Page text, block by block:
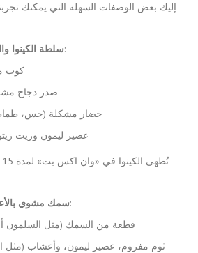
إليك بعض الوصفات السهلة التي يمكنك
سلطة الكينواتتكون من:
كوب
صدر دجاج
خضار مشكلة (خس،
عصير ليمون وزيت
سمك مشوييتكون من:
قطعة من السمك (مثل السلمون
ثوم مفروم، عصير ليمون، وأعشاب (مثل